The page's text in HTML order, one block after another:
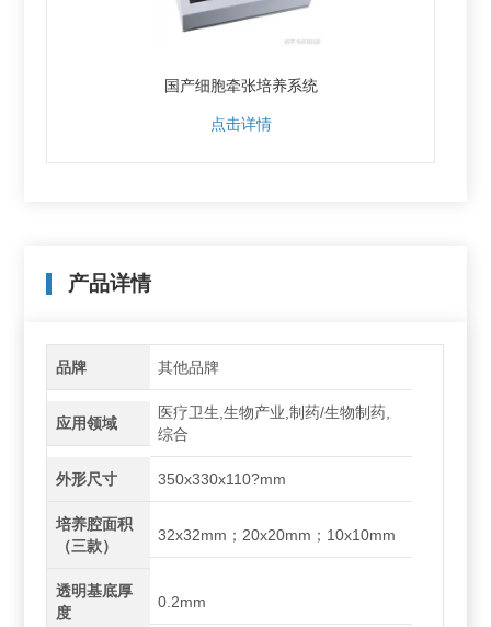
国产细胞牵张培养系统
点击详情
产品详情
品牌 其他品牌
应用领域
医疗卫生,生物产业,制药/生物制药,
综合
外形尺寸 350x330x110?mm
培养腔面积
（三款）
32x32mm；20x20mm；10x10mm
透明基底厚
度
0.2mm